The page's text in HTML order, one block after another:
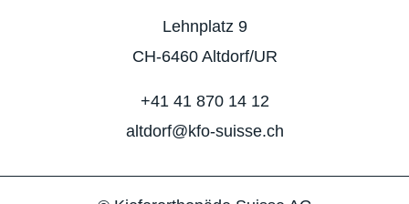
Lehnplatz 9
CH-6460 Altdorf/UR
+41 41 870 14 12
altdorf@kfo-suisse.ch